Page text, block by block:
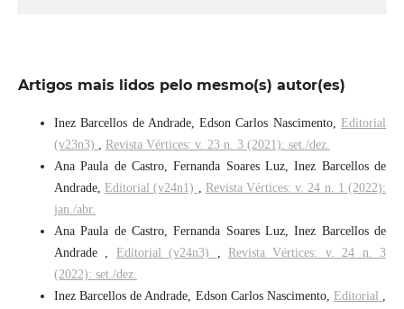
Artigos mais lidos pelo mesmo(s) autor(es)
Inez Barcellos de Andrade, Edson Carlos Nascimento, Editorial
(v23n3)
Revista Vértices: v. 23 n. 3 (2021): set./dez.
Ana Paula de Castro, Fernanda Soares Luz, Inez Barcellos de
Andrade, Editorial (v24n1)
Revista Vértices: v. 24 n. 1 (2022):
jan./abr.
Ana Paula de Castro, Fernanda Soares Luz, Inez Barcellos de
Andrade , Editorial (v24n3)
Revista Vértices: v. 24 n. 3
(2022): set./dez.
Inez Barcellos de Andrade, Edson Carlos Nascimento, Editorial